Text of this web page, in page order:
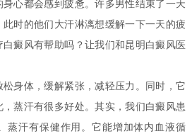
心都会感到疲惫。许多男性结束了一天
时的他们大汗淋漓想缓解一下一天的疲
癜风有帮助吗？让我们和昆明白癜风医
身体，缓解紧张，减轻压力。同时，它
蒸汗有很多好处。其实，我们白癜风患
蒸汗有保健作用。它能增加体内血液循